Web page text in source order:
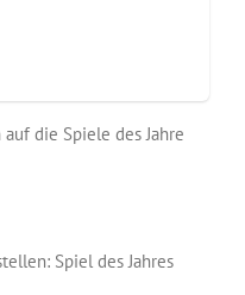
die Spiele des Jahre
Spiel des Jahres